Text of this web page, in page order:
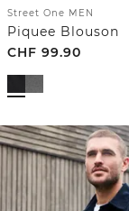
Street One MEN
Piquee Blouson
CHF 99.90